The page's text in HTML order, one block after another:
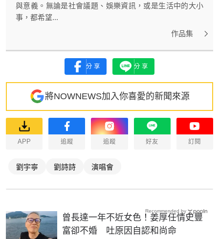
與意義。無論是社會議題、娛樂資訊，或是生活中的大小
事，都希望...
作品集
分享 分享
將NOWNEWS加入你喜愛的新聞來源
APP 追蹤 追蹤 好友 訂閱
劉宇寧 劉詩詩 演唱會
曾長達一年不近女色！姜厚任情史豐
富卻不婚 吐原因自認和尚命
Recommended by